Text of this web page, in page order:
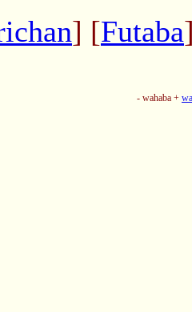
] [Futaba
- wahaba +